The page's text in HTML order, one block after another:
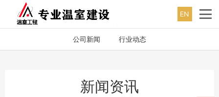
EN
公司新闻 行业动态
新闻资讯